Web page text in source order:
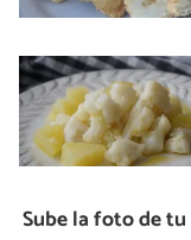
Sube la foto de tu